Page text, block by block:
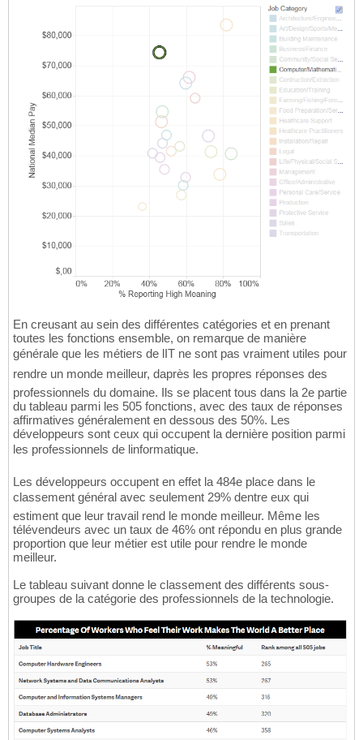
En creusant au sein des différentes catégories et en prenant
toutes les fonctions ensemble, on remarque de manière
générale que les métiers de lIT ne sont pas vraiment utiles pour
rendre un monde meilleur, daprès les propres réponses des
professionnels du domaine. Ils se placent tous dans la 2e partie
du tableau parmi les 505 fonctions, avec des taux de réponses
affirmatives généralement en dessous des 50%. Les
développeurs sont ceux qui occupent la dernière position parmi
les professionnels de linformatique.
Les développeurs occupent en effet la 484e place dans le
classement général avec seulement 29% dentre eux qui
estiment que leur travail rend le monde meilleur. Même les
télévendeurs avec un taux de 46% ont répondu en plus grande
proportion que leur métier est utile pour rendre le monde
meilleur.
Le tableau suivant donne le classement des différents sous-
groupes de la catégorie des professionnels de la technologie.